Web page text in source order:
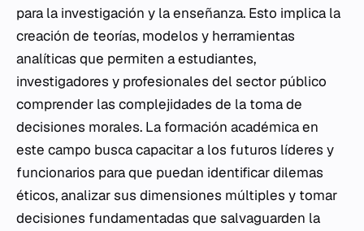
para la investigación y la enseñanza. Esto implica la
creación de teorías, modelos y herramientas
analíticas que permiten a estudiantes,
investigadores y profesionales del sector público
comprender las complejidades de la toma de
decisiones morales. La formación académica en
este campo busca capacitar a los futuros líderes y
funcionarios para que puedan identificar dilemas
éticos, analizar sus dimensiones múltiples y tomar
decisiones fundamentadas que salvaguarden la